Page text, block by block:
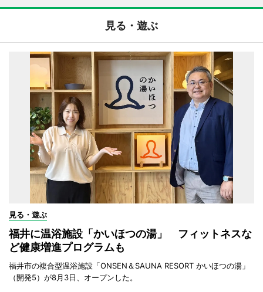
見る・遊ぶ
見る・遊ぶ
福井に温浴施設「かいほつの湯」 フィットネスな
ど健康増進プログラムも
福井市の複合型温浴施設「ONSEN＆SAUNA RESORT かいほつの湯」
（開発5）が8月3日、オープンした。